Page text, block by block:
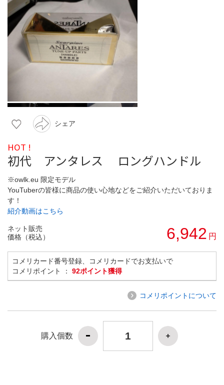
シェア
HOT !
初代 アンタレス ロングハンドル
※owlk.eu 限定モデル
YouTuberの皆様に商品の使い心地などをご紹介いただいておりま
す！
紹介動画はこちら
ネット販売
価格（税込）
6,942 円
コメリカード番号登録、コメリカードでお支払いで
コメリポイント ： 92ポイント獲得
コメリポイントについて
購入個数